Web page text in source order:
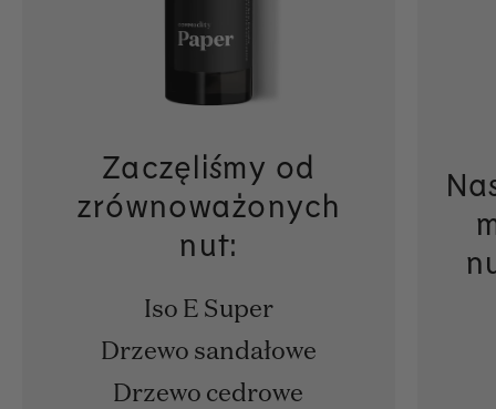
Zaczęliśmy od
zrównoważonych
nut:
Iso E Super
Drzewo sandałowe
Drzewo cedrowe